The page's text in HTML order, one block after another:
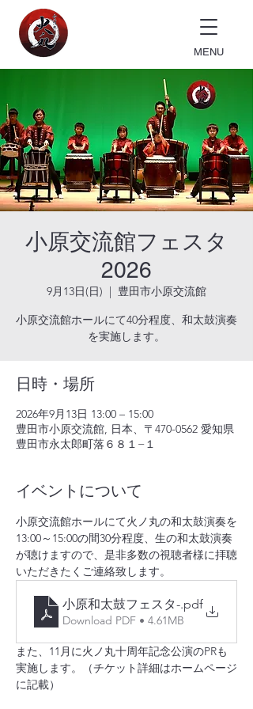
MENU
小原交流館フェスタ
2026
9月13日(日)
  |
豊田市小原交流館
小原交流館ホールにて40分程度、和太鼓演奏
を実施します。
日時・場所
2026年9月13日 13:00 – 15:00
豊田市小原交流館, 日本、〒470-0562 愛知県
豊田市永太郎町落６８１−１
イベントについて
小原交流館ホールにて火ノ丸の和太鼓演奏を
13:00～15:00の間30分程度、生の和太鼓演奏
が聴けますので、是非多数の視聴者様に拝聴
いただきたくご連絡致します。
小原和太鼓フェスタ-.pdf
Download PDF • 4.61MB
また、11月に火ノ丸十周年記念公演のPRも
実施します。（チケット詳細はホームページ
に記載）